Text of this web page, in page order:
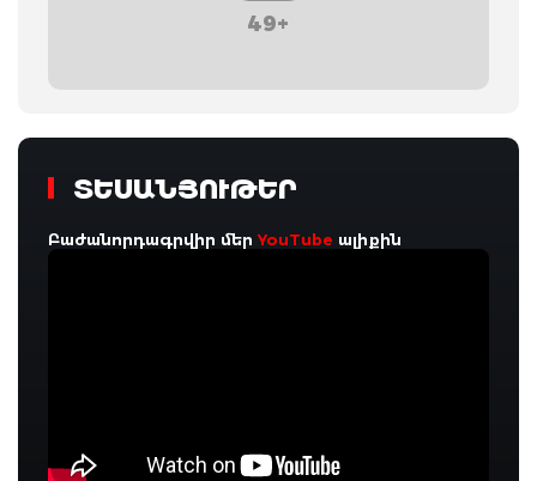
49+
ՏԵՍԱՆՅՈՒԹԵՐ
Բաժանորդագրվիր մերYouTube ալիքին